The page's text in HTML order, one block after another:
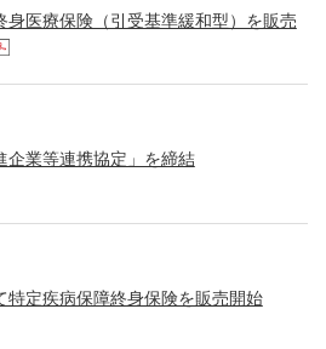
身医療保険（引受基準緩和型）を販売
企業等連携協定」を締結
特定疾病保障終身保険を販売開始